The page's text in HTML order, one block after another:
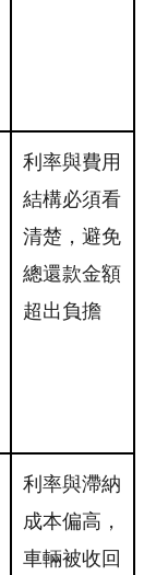
利率與費用
結構必須看
清楚，避免
總還款金額
超出負擔
利率與滯納
成本偏高，
車輛被收回